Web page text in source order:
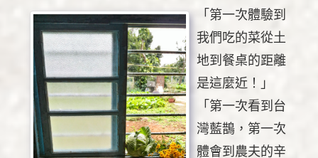
「第一次體驗到
我們吃的菜從土
地到餐桌的距離
是這麼近！」
「第一次看到台
灣藍鵲，第一次
體會到農夫的辛